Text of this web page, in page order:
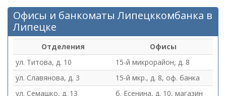
Офисы и банкоматы Липецккомбанка в
Липецке
Отделения
Офисы
ул. Титова, д. 10
15-й микрорайон, д. 8
ул. Славянова, д. 3
15-й мкр., д. 8, оф. банка
ул. Семашко, д. 13
б. Есенина, д. 10, магазин